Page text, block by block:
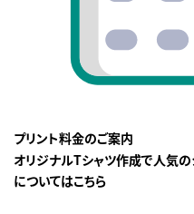
プリント料金のご案内
オリジナルTシャツ作成で人気
についてはこちら